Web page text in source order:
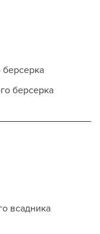
берсерка
берсерка
всадника